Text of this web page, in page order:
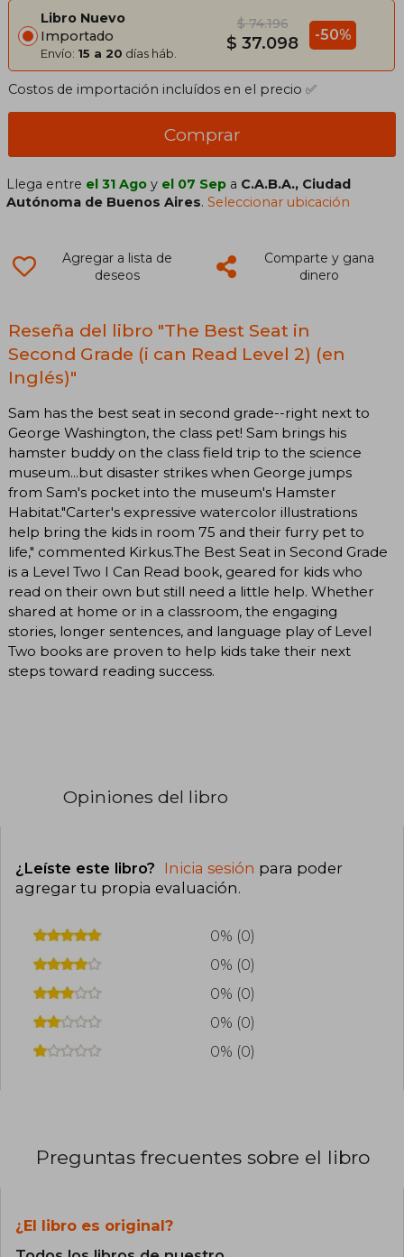
Libro Nuevo
Importado
Envío: 15 a 20 días háb.
$ 74.196
$ 37.098 -50%
Costos de importación incluídos en el precio ✅
Comprar
Llega entre el 31 Ago y el 07 Sep a C.A.B.A., Ciudad
Autónoma de Buenos Aires.Seleccionar ubicación
Agregar a lista de
deseos
Comparte y gana
dinero
Reseña del libro "The Best Seat in
Second Grade (i can Read Level 2) (en
Inglés)"
Sam has the best seat in second grade--right next to
George Washington, the class pet! Sam brings his
hamster buddy on the class field trip to the science
museum...but disaster strikes when George jumps
from Sam's pocket into the museum's Hamster
Habitat."Carter's expressive watercolor illustrations
help bring the kids in room 75 and their furry pet to
life," commented Kirkus.The Best Seat in Second Grade
is a Level Two I Can Read book, geared for kids who
read on their own but still need a little help. Whether
shared at home or in a classroom, the engaging
stories, longer sentences, and language play of Level
Two books are proven to help kids take their next
steps toward reading success.
Opiniones del libro
¿Leíste este libro? Inicia sesión para poder
agregar tu propia evaluación.
0% (0)
0% (0)
0% (0)
0% (0)
0% (0)
Preguntas frecuentes sobre el libro
¿El libro es original?